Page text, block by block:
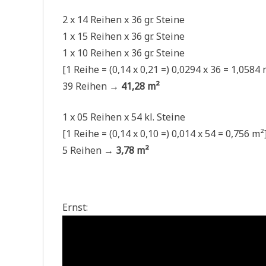
2 x 14 Rei­hen x 36 gr. Steine
1 x 15 Rei­hen x 36 gr. Steine
1 x 10 Rei­hen x 36 gr. Steine
[1 Rei­he = (0,14 x 0,21 =) 0,0294 x 36 = 1,0584
39 Rei­hen → 41,28 m²
1 x 05 Rei­hen x 54 kl. Steine
[1 Rei­he = (0,14 x 0,10 =) 0,014 x 54 = 0,756
5 Rei­hen → 3,78 m²
Ernst: